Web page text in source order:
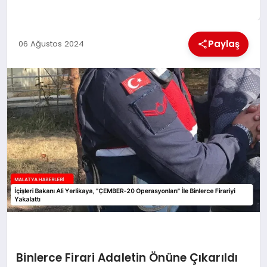
MAGAZIN
SAĞLIK
SIYASET
SPOR
TEKNOLOJI
06 Ağustos 2024 Paylaş
Binlerce Firari Adaletin Önüne Çıkarıldı